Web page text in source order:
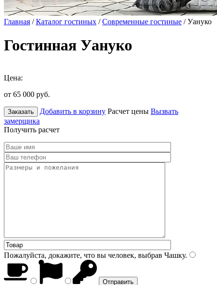
Главная /Каталог гостиных /Современные гостиные / Уануко
Гостинная Уануко
Цена:
от 65 000 руб.
Заказать Добавить в корзину Расчет цены Вызвать
замерщика
Получить расчет
Пожалуйста, докажите, что вы человек, выбрав Чашку.